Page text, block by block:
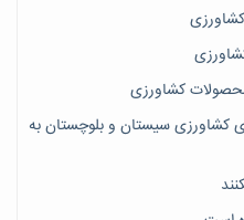
زمین های کشاورزی سیستان و بلوچستان به